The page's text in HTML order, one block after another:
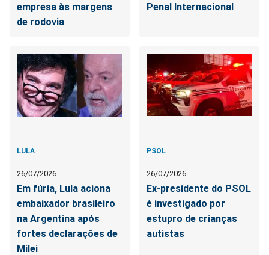
empresa às margens
de rodovia
Penal Internacional
LULA
26/07/2026
Em fúria, Lula aciona
embaixador brasileiro
na Argentina após
fortes declarações de
Milei
PSOL
26/07/2026
Ex-presidente do PSOL
é investigado por
estupro de crianças
autistas